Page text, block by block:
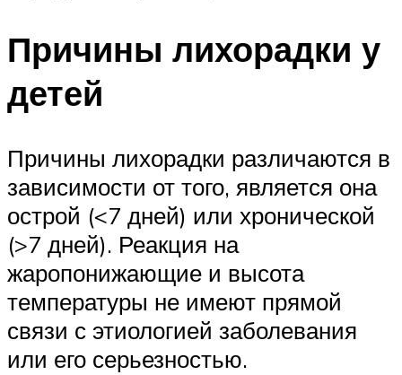
Причины лихорадки у
детей
Причины лихорадки различаются в
зависимости от того, является она
острой (<7 дней) или хронической
(>7 дней). Реакция на
жаропонижающие и высота
температуры не имеют прямой
связи с этиологией заболевания
или его серьезностью.